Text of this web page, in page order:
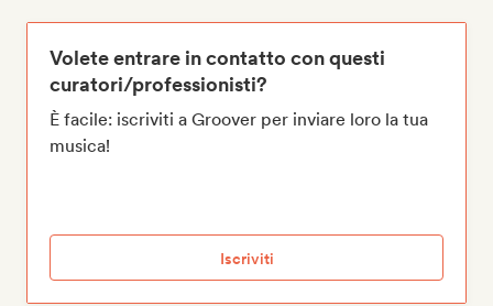
Volete entrare in contatto con questi
curatori/professionisti?
È facile: iscriviti a Groover per inviare loro la tua
musica!
Iscriviti